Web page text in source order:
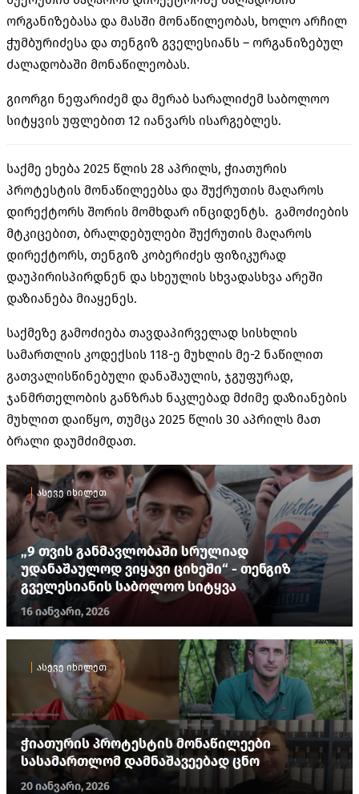
ორგანიზებასა და მასში მონაწილეობას, ხოლო არჩილ
ჭუმბურიძესა და თენგიზ გველესიანს – ორგანიზებულ
ძალადობაში მონაწილეობას.
გიორგი ნეფარიძემ და მერაბ სარალიძემ საბოლოო
სიტყვის უფლებით 12 იანვარს ისარგებლეს.
საქმე ეხება 2025 წლის 28 აპრილს, ჭიათურის
პროტესტის მონაწილეებსა და შუქრუთის მაღაროს
დირექტორს შორის მომხდარ ინციდენტს. გამოძიების
მტკიცებით, ბრალდებულები შუქრუთის მაღაროს
დირექტორს, თენგიზ კობერიძეს ფიზიკურად
დაუპირისპირდნენ და სხეულის სხვადასხვა არეში
დაზიანება მიაყენეს.
საქმეზე გამოძიება თავდაპირველად სისხლის
სამართლის კოდექსის 118-ე მუხლის მე-2 ნაწილით
გათვალისწინებული დანაშაულის, ჯგუფურად,
ჯანმრთელობის განზრახ ნაკლებად მძიმე დაზიანების
მუხლით დაიწყო, თუმცა 2025 წლის 30 აპრილს მათ
ბრალი დაუმძიმდათ.
ასევე იხილეთ
„9 თვის განმავლობაში სრულიად
უდანაშაულოდ ვიყავი ციხეში“ - თენგიზ
გველესიანის საბოლოო სიტყვა
16 იანვარი, 2026
ასევე იხილეთ
ჭიათურის პროტესტის მონაწილეები
სასამართლომ დამნაშავეებად ცნო
20 იანვარი, 2026